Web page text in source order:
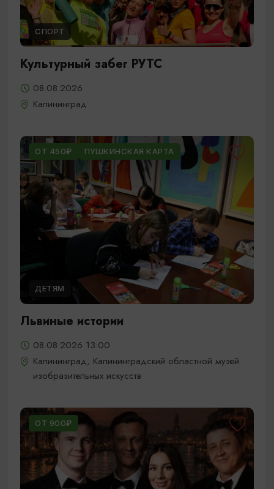
СПОРТ
Культурный забег РУТС
08.08.2026
Калининград
ОТ 450₽ ПУШКИНСКАЯ КАРТА
ДЕТЯМ
Львиные истории
08.08.2026 13:00
Калининград, Калининградский областной музей
изобразительных искусств
ОТ 900₽